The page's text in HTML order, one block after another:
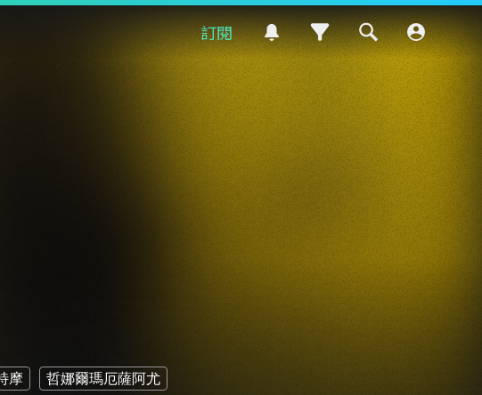
訂閱
摩 哲娜爾瑪厄薩阿尤